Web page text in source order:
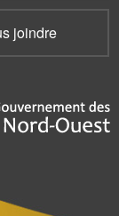
joindre